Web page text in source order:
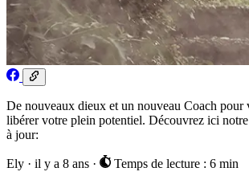
De nouveaux dieux et un nouveau Coach pour
libérer votre plein potentiel. Découvrez ici
à jour:
Ely · il y a 8 ans · Temps de lecture : 6 min